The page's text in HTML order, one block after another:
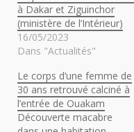
à Dakar et Ziguinchor
(ministère de l’Intérieur)
16/05/2023
Dans "Actualités"
Le corps d’une femme de
30 ans retrouvé calciné à
l’entrée de Ouakam
Découverte macabre